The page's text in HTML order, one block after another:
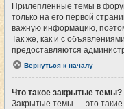
Прилепленные темы в
только на его первой
важную информацию,
Так же, как и с
предоставляются
Вернуться к началу
Что такое закрытые темы?
Закрытые темы — это